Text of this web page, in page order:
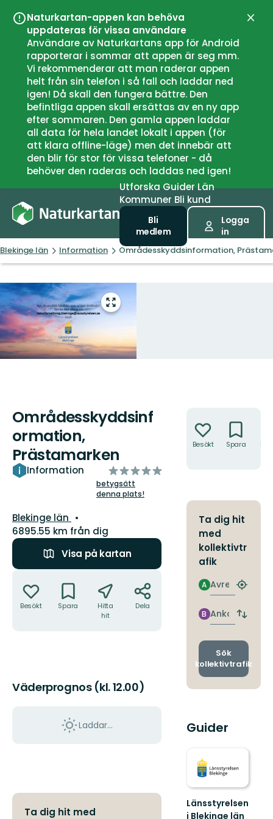
Naturkartan-appen kan behöva
uppdateras för vissa användare
Användare av Naturkartans app för Android
rapporterar i sommar att appen är seg mm.
Vi rekommenderar att man raderar appen
helt från sin telefon i så fall och laddar ned
igen! Då skall den fungera bättre. Den
befintliga appen skall ersättas av en ny app
efter sommaren. Den gamla appen laddar
all data för hela landet lokalt i appen (för
att klara offline-läge) men det innebär att
den blir för stor för vissa telefoner - då
behöver den raderas och laddas ned igen!
UtforskaGuiderLän
Kommuner Bli kund
Bli
medlem
Logga
in
Blekinge län Information Områdesskyddsinformation,
Gå
till
Områdesskyddsinf
ormation,
Prästamarken
Information
av
5
stjärnor
betygsätt
denna plats!
Län:
Blekinge län
6895.55 km från dig
Visa på kartan
Besökt Spara
Hitta
hit
Dela
Väderprognos (kl. 12.00)
Laddar...
Ta dig hit med
Besökt Spara
Ta dig hit
med
kollektivtr
afik
Avresa
A
Hitta
Ankomst
B
Byt
och
Sök
kollektivtrafik
Guider
Länsstyrelsen
i Blekinge län